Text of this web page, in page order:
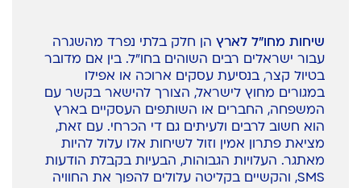
שיחות מחו"ל לארץ הן חלק בלתי נפרד מהשגרה
עבור ישראלים רבים השוהים בחו"ל. בין אם מדובר
בטיול קצר, בנסיעת עסקים ארוכה או אפילו
במגורים מחוץ לישראל, הצורך להישאר בקשר עם
המשפחה, החברים או השותפים העסקיים בארץ
הוא חשוב לרבים ולעיתים גם די הכרחי. עם זאת,
מציאת פתרון אמין וזול לשיחות אלו עלול להיות
מאתגר. העלויות הגבוהות, הבעיות בקבלת הודעות
SMS, והקשיים בקליטה עלולים להפוך את החוויה